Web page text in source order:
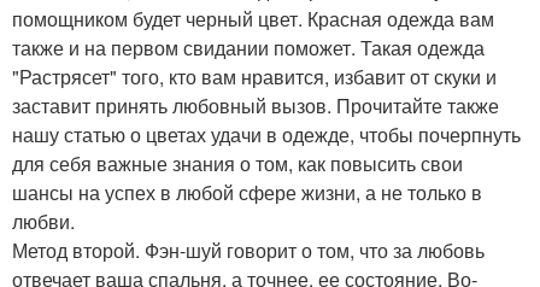
помощником будет черный цвет. Красная одежда вам
также и на первом свидании поможет. Такая одежда
"Растрясет" того, кто вам нравится, избавит от скуки и
заставит принять любовный вызов. Прочитайте также
нашу статью о цветах удачи в одежде, чтобы почерпнуть
для себя важные знания о том, как повысить свои
шансы на успех в любой сфере жизни, а не только в
любви.
Метод второй. Фэн-шуй говорит о том, что за любовь
отвечает ваша спальня, а точнее, ее состояние. Во-